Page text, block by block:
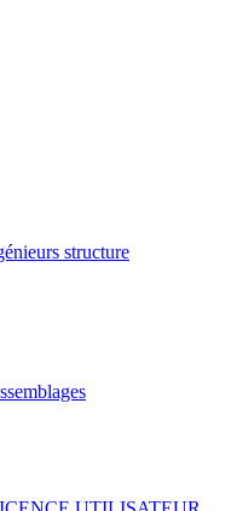
structure